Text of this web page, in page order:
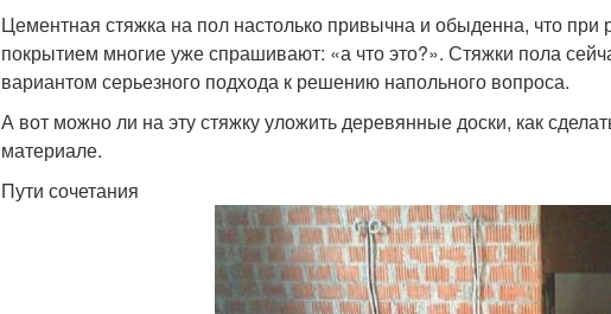
Цементная стяжка на пол настолько привычна и обыденна, что
покрытием многие уже спрашивают: «а что это?». Стяжки пола
вариантом серьезного подхода к решению напольного вопроса.
А вот можно ли на эту стяжку уложить деревянные доски, как
материале.
Пути сочетания